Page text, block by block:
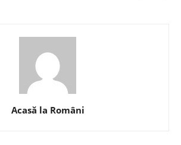
Acasă la Români